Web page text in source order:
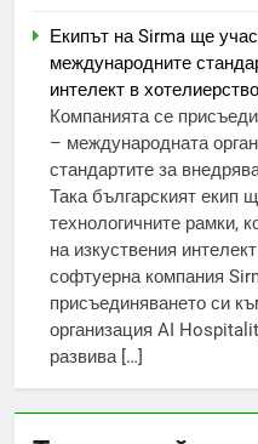
Екипът на Sirma ще
международните
интелект в
Компанията се
– международната
стандартите за
Така българският екип
технологичните рамки,
на изкуствения
софтуерна компания
присъединяването си
организация AI
развива […]